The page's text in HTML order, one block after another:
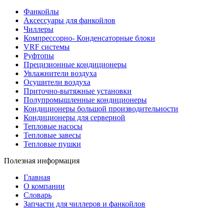
Фанкойлы
Аксессуары для фанкойлов
Чиллеры
Компрессорно- Конденсаторные блоки
VRF системы
Руфтопы
Прецизионные кондиционеры
Увлажнители воздуха
Осушители воздуха
Приточно-вытяжные установки
Полупромышленные кондиционеры
Кондиционеры большой производительности
Кондиционеры для серверной
Тепловые насосы
Тепловые завесы
Тепловые пушки
Полезная информация
Главная
О компании
Словарь
Запчасти для чиллеров и фанкойлов